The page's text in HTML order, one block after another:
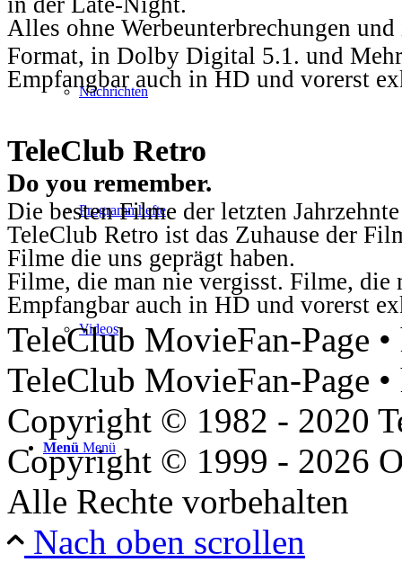
Nachrichten
Programmhefte
Videos
Menü Menü
Alles ohne Werbeunterbrechungen
Format, in Dolby Digital 5.1. und
Empfangbar auch in HD und vorerst
TeleClub Retro
Do you remember.
Die besten Filme der letzten
TeleClub Retro ist das Zuhause der
Filme die uns geprägt haben.
Filme, die man nie vergisst. Filme, die
Empfangbar auch in HD und vorerst
TeleClub MovieFan-Page
TeleClub MovieFan-Page
Copyright © 1982 - 2020
Copyright © 1999 - 2026
Alle Rechte vorbehalten
Nach oben scrollen